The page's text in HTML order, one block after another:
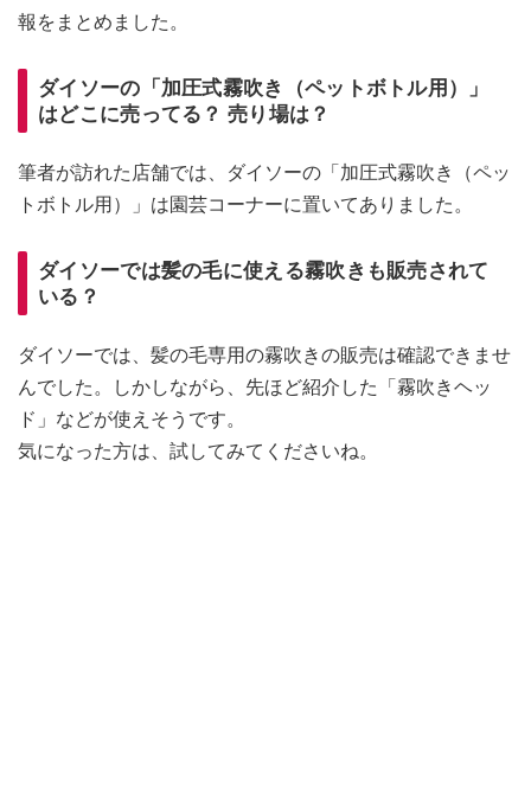
報をまとめました。
ダイソーの「加圧式霧吹き（ペットボトル用）」
はどこに売ってる？ 売り場は？
筆者が訪れた店舗では、ダイソーの「加圧式霧吹き（ペッ
トボトル用）」は園芸コーナーに置いてありました。
ダイソーでは髪の毛に使える霧吹きも販売されて
いる？
ダイソーでは、髪の毛専用の霧吹きの販売は確認できませ
んでした。しかしながら、先ほど紹介した「霧吹きヘッ
ド」などが使えそうです。
気になった方は、試してみてくださいね。